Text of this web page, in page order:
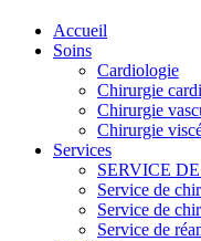
Accueil
Soins
Cardiologie
Chirurgie
Chirurgie
Chirurgie
Services
SERVICE
Service de
Service de
Service de